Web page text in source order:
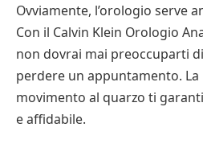
Ovviamente, l’orologio serve
Con il Calvin Klein Orologio
non dovrai mai preoccuparti
perdere un appuntamento. La
movimento al quarzo ti
e affidabile.